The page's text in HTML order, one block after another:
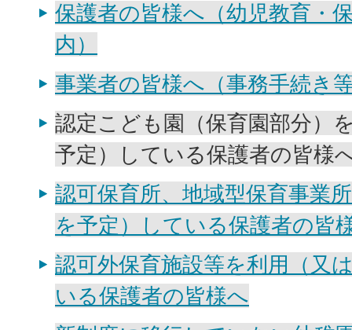
保護者の皆様へ（幼児教育・
内）
事業者の皆様へ（事務手続き
認定こども園（保育園部分）
予定）している保護者の皆様
認可保育所、地域型保育事業
を予定）している保護者の皆
認可外保育施設等を利用（又
いる保護者の皆様へ